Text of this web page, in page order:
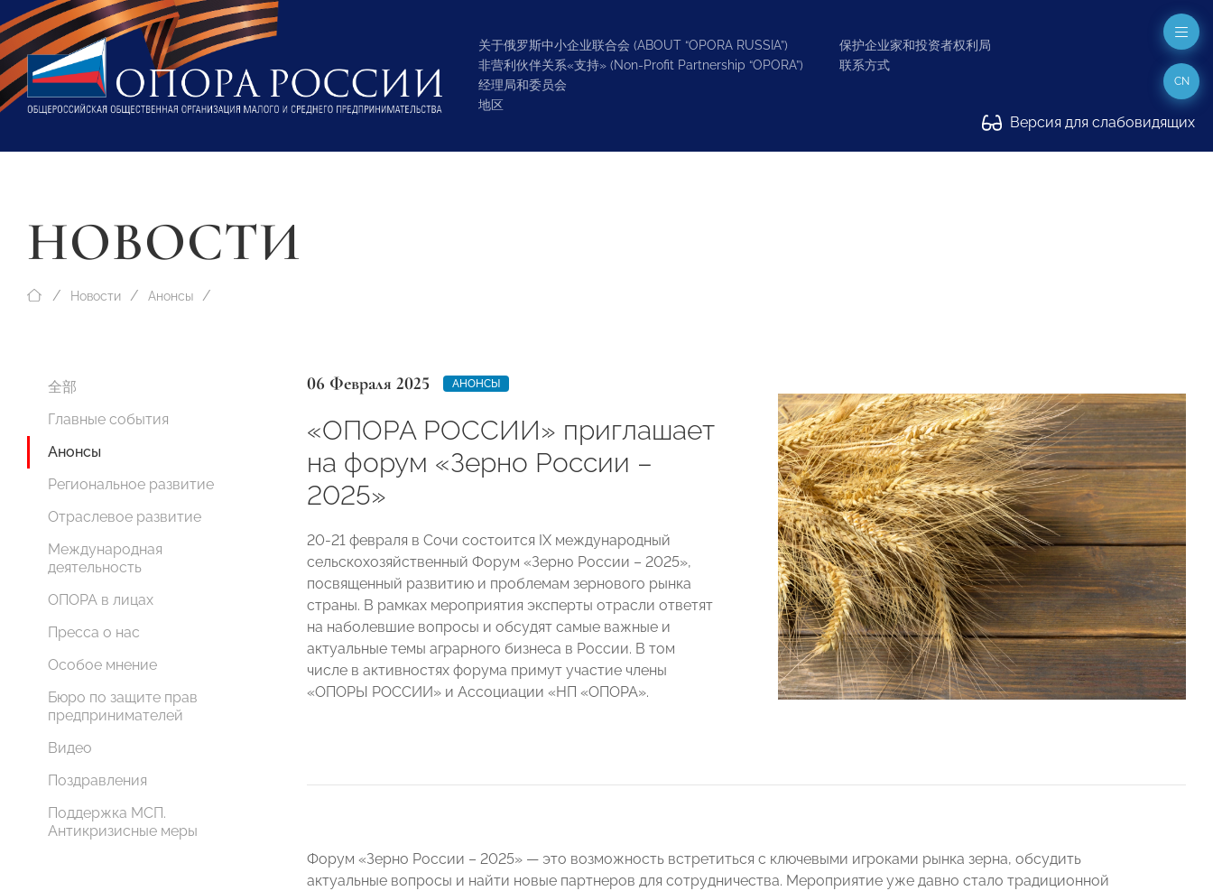
关于俄罗斯中小企业联合会 (ABOUT “OPORA RUSSIA”)
非营利伙伴关系«支持» (Non-Profit Partnership “OPORA”)
经理局和委员会
地区
保护企业家和投资者权利局
联系方式
Версия для слабовидящих
CN
НОВОСТИ
Новости Анонсы
全部
Главные события
Анонсы
Региональное развитие
Отраслевое развитие
Международная
деятельность
ОПОРА в лицах
Пресса о нас
Особое мнение
Бюро по защите прав
предпринимателей
Видео
Поздравления
Поддержка МСП.
Антикризисные меры
06 Февраля 2025 АНОНСЫ
«ОПОРА РОССИИ» приглашает
на форум «Зерно России –
2025»
20-21 февраля в Сочи состоится IX международный
сельскохозяйственный Форум «Зерно России – 2025»,
посвященный развитию и проблемам зернового рынка
страны. В рамках мероприятия эксперты отрасли ответят
на наболевшие вопросы и обсудят самые важные и
актуальные темы аграрного бизнеса в России. В том
числе в активностях форума примут участие члены
«ОПОРЫ РОССИИ» и Ассоциации «НП «ОПОРА».
Форум «Зерно России – 2025» — это возможность встретиться с ключевыми игроками рынка зерна, обсудить
актуальные вопросы и найти новые партнеров для сотрудничества. Мероприятие уже давно стало традиционной